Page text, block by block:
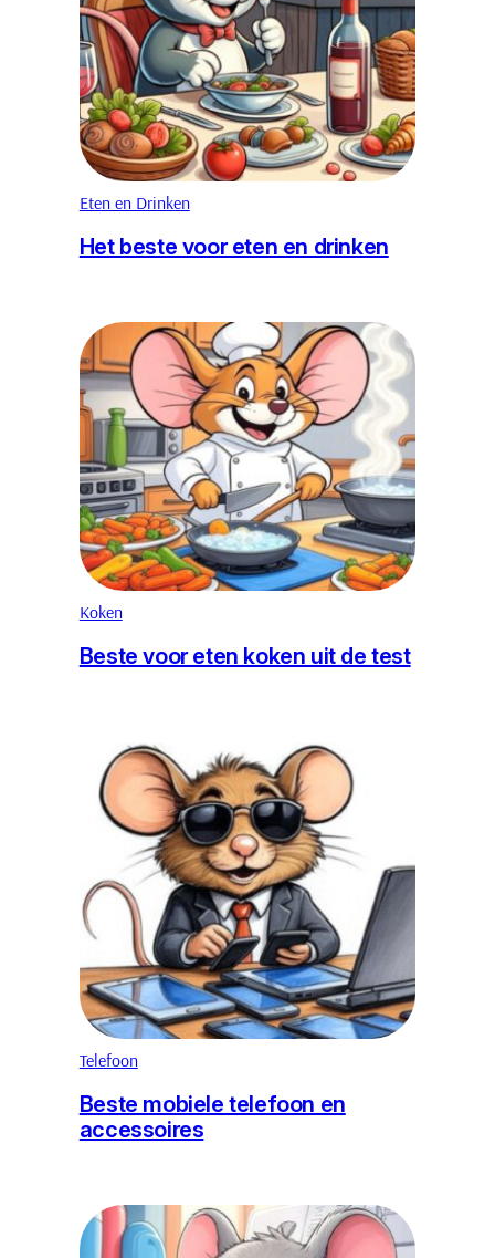
Eten en Drinken
Het beste voor eten en drinken
Koken
Beste voor eten koken uit de test
Telefoon
Beste mobiele telefoon en
accessoires